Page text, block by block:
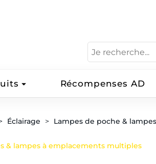
Récompenses AD
Éclairage Lampes de poche &
& lampes à emplacements multiples